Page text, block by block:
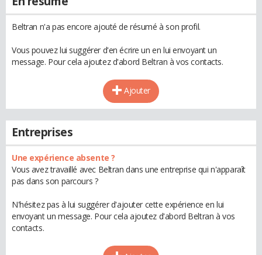
Beltran n'a pas encore ajouté de résumé à son profil.
Vous pouvez lui suggérer d'en écrire un en lui envoyant un
message. Pour cela ajoutez d'abord Beltran à vos contacts.
Ajouter
Entreprises
Une expérience absente ?
Vous avez travaillé avec Beltran dans une entreprise qui n'apparaît
pas dans son parcours ?
N'hésitez pas à lui suggérer d'ajouter cette expérience en lui
envoyant un message. Pour cela ajoutez d'abord Beltran à vos
contacts.